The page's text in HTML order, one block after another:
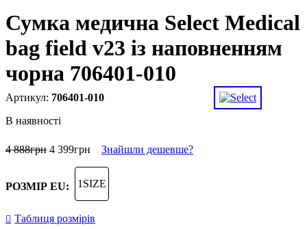
Сумка медична Select Medical
bag field v23 із наповненням
чорна 706401-010
706401-010
В наявності
4 888грн 4 399грн Знайшли дешевше?
РОЗМІР EU: 1SIZE
Таблиця розмірів